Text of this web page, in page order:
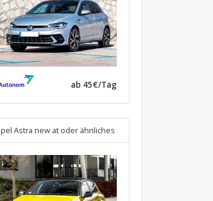
ab 45€/Tag
Astra new at oder ähnliches